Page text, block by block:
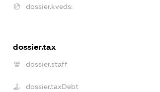
dossier.kveds:
dossier.tax
dossier.staff
dossier.taxDebt